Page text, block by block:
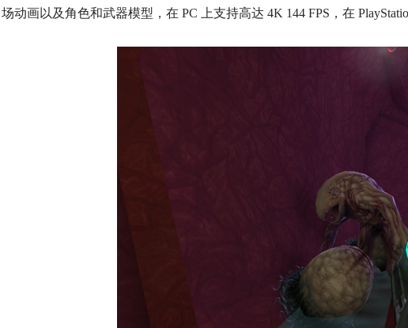
场动画以及角色和武器模型，在 PC 上支持高达 4K 144 FPS，在